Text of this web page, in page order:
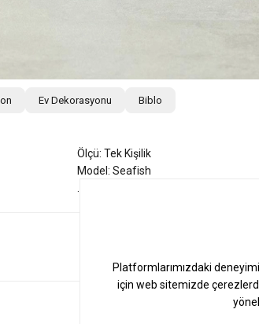
Ev Dekorasyonu Biblo
Ölçü: Tek Kişilik
Model: Seafish